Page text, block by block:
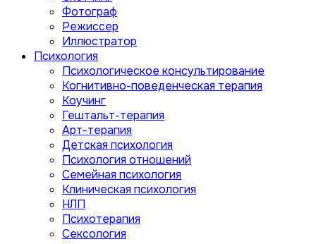
Фотограф
Режиссер
Иллюстратор
Психология
Психологическое консультирование
Когнитивно-поведенческая терапия
Коучинг
Гештальт-терапия
Арт-терапия
Детская психология
Психология отношений
Семейная психология
Клиническая психология
НЛП
Психотерапия
Сексология